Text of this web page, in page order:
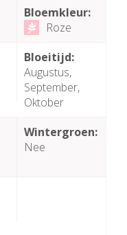
Bloemkleur:
Roze
Bloeitijd:
Augustus,
September,
Oktober
Wintergroen:
Nee